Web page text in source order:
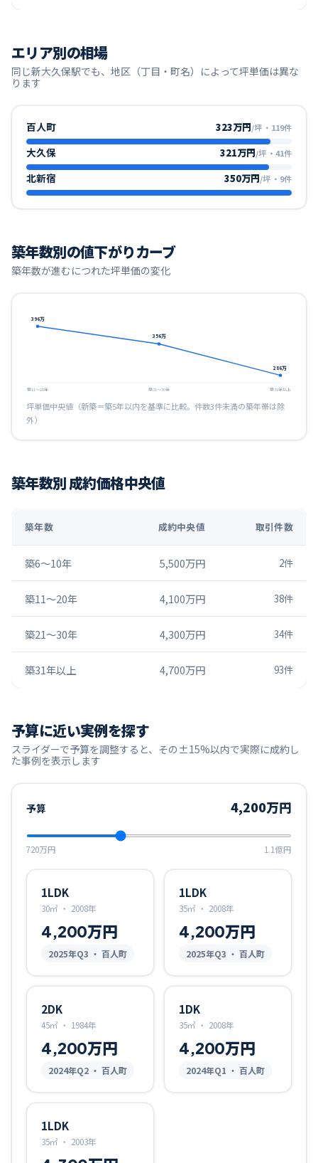
エリア別の相場
同じ新大久保駅でも、地区（丁目・町名）によって坪単価は異な
ります
百人町 323万円/坪 ・ 119件
大久保 321万円/坪 ・ 41件
北新宿 350万円/坪 ・ 9件
築年数別の値下がりカーブ
築年数が進むにつれた坪単価の変化
396万
築11〜20年
356万
築21〜30年
286万
築31年以上
坪単価中央値（新築＝築5年以内を基準に比較。件数3件未満の築年帯は除
外）
築年数別 成約価格中央値
築年数 成約中央値 取引件数
築6〜10年 5,500万円 2件
築11〜20年 4,100万円 38件
築21〜30年 4,300万円 34件
築31年以上 4,700万円 93件
予算に近い実例を探す
スライダーで予算を調整すると、その±15%以内で実際に成約し
た事例を表示します
予算 4,200万円
720万円 1.1億円
1LDK
30㎡ ・ 2008年
4,200万円
2025年Q3 ・ 百人町
1LDK
35㎡ ・ 2008年
4,200万円
2025年Q3 ・ 百人町
2DK
45㎡ ・ 1984年
4,200万円
2024年Q2 ・ 百人町
1DK
35㎡ ・ 2008年
4,200万円
2024年Q1 ・ 百人町
1LDK
35㎡ ・ 2003年